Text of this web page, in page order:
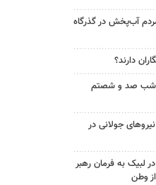
آب‌پخش در گذرگاه
دارند؟
شب صد و شصتم
جولانی در
لبیک به فرمان رهبر
وطن